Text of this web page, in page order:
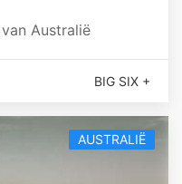
Australië
BIG SIX +
AUSTRALIË